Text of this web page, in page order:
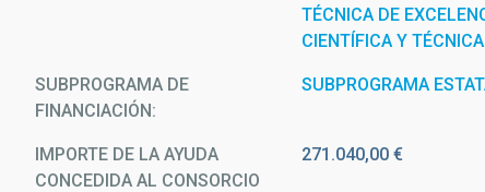
TÉCNICA DE
CIENTÍFICA Y
SUBPROGRAMA DE
FINANCIACIÓN
SUBPROGRAMA
IMPORTE DE LA AYUDA
CONCEDIDA AL CONSORCIO
271.040,00 €